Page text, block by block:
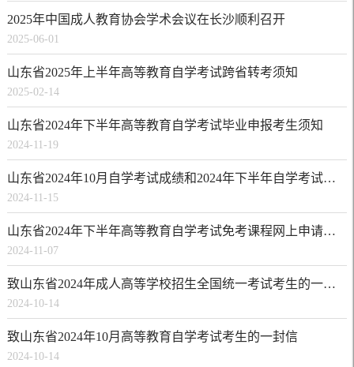
2025年中国成人教育协会学术会议在长沙顺利召开
2025-06-01
山东省2025年上半年高等教育自学考试跨省转考须知
2025-02-14
山东省2024年下半年高等教育自学考试毕业申报考生须知
2024-11-19
山东省2024年10月自学考试成绩和2024年下半年自学考试毕业及实践环节考核成绩发布公告
2024-11-15
山东省2024年下半年高等教育自学考试免考课程网上申请考生须知
2024-11-07
致山东省2024年成人高等学校招生全国统一考试考生的一封信
2024-10-14
致山东省2024年10月高等教育自学考试考生的一封信
2024-10-14